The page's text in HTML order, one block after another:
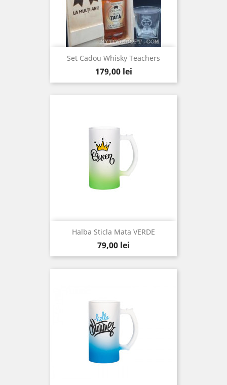
Set Cadou Whisky Teachers
Pret
179,00 lei
Halba Sticla Mata VERDE
Pret
79,00 lei